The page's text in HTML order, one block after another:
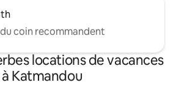
coin recommandent
locations de vacances
à Katmandou